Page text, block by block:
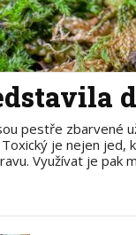
pestře zbarvené
je nejen jed,
Využívat je pak